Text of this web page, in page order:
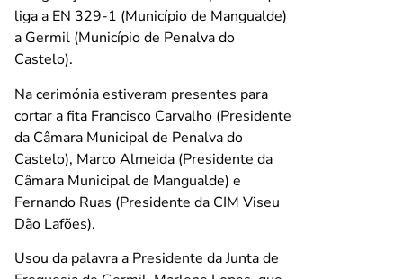
liga a EN 329-1 (Município de Mangualde)
a Germil (Município de Penalva do
Castelo).
Na cerimónia estiveram presentes para
cortar a fita Francisco Carvalho (Presidente
da Câmara Municipal de Penalva do
Castelo), Marco Almeida (Presidente da
Câmara Municipal de Mangualde) e
Fernando Ruas (Presidente da CIM Viseu
Dão Lafões).
Usou da palavra a Presidente da Junta de